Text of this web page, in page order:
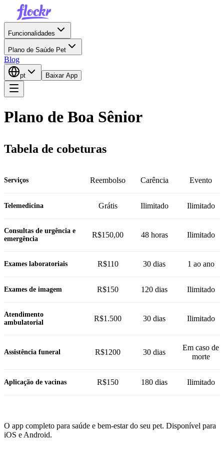
Funcionalidades
Plano de Saúde Pet
Blog
pt Baixar App
Plano de Boa Sênior
Tabela de cobeturas
Serviços Reembolso Carência Evento
Telemedicina Grátis Ilimitado Ilimitado
Consultas de urgência e
emergência
R$150,00 48 horas Ilimitado
Exames laboratoriais R$110 30 dias 1 ao ano
Exames de imagem R$150 120 dias Ilimitado
Atendimento
ambulatorial
R$1.500 30 dias Ilimitado
Assistência funeral R$1200 30 dias
Em caso de
morte
Aplicação de vacinas R$150 180 dias Ilimitado
O app completo para saúde e bem-estar do seu pet. Disponível para
iOS e Android.